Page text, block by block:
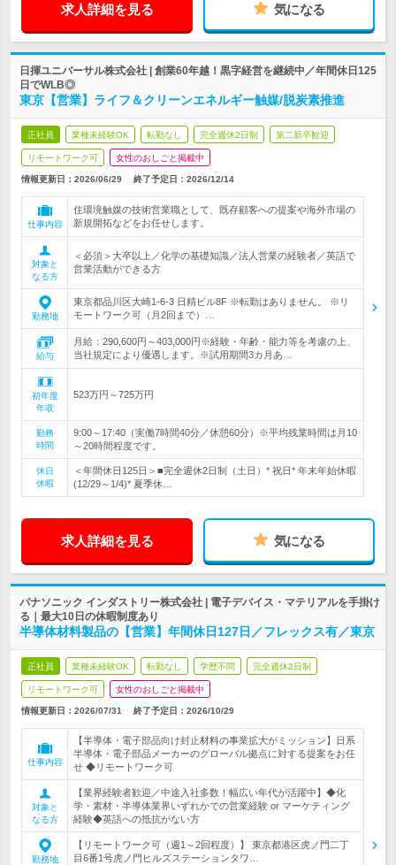
求人詳細を見る 気になる
日揮ユニバーサル株式会社 | 創業60年越！黒字経営を継続中／年間休日125
日でWLB◎
東京【営業】ライフ＆クリーンエネルギー触媒/脱炭素推進
正社員 業種未経験OK 転勤なし 完全週休2日制 第二新卒歓迎
リモートワーク可 女性のおしごと掲載中
情報更新日：2026/06/29 終了予定日： 2026/12/14
仕事内容
住環境触媒の技術営業職として、既存顧客への提案や海外市場の
新規開拓などをお任せします。
対象と
なる方
＜必須＞大卒以上／化学の基礎知識／法人営業の経験者／英語で
営業活動ができる方
勤務地
東京都品川区大崎1-6-3 日精ビル8F ※転勤はありません。 ※リ
モートワーク可（月2回まで）…
給与
月給：290,600円～403,000円※経験・年齢・能力等を考慮の上、
当社規定により優遇します。※試用期間3カ月あ…
初年度
年収
523万円～725万円
勤務
時間
9:00～17:40（実働7時間40分／休憩60分）※平均残業時間は月10
～20時間程度です。
休日
休暇
＜年間休日125日＞■完全週休2日制（土日）* 祝日* 年末年始休暇
(12/29～1/4)* 夏季休…
求人詳細を見る 気になる
パナソニック インダストリー株式会社 | 電子デバイス・マテリアルを手掛け
る｜最大10日の休暇制度あり
半導体材料製品の【営業】年間休日127日／フレックス有／東京
正社員 業種未経験OK 転勤なし 学歴不問 完全週休2日制
リモートワーク可 女性のおしごと掲載中
情報更新日：2026/07/31 終了予定日： 2026/10/29
仕事内容
【半導体・電子部品向け封止材料の事業拡大がミッション】日系
半導体・電子部品メーカーのグローバル拠点に対する提案をお任
せ ◆リモートワーク可
対象と
なる方
【業界経験者歓迎／中途入社多数！幅広い年代が活躍中】◆化
学・素材・半導体業界いずれかでの営業経験 or マーケティング
経験◆英語への抵抗がない方
勤務地
【リモートワーク可（週1～2回程度）】 東京都港区虎ノ門二丁
目6番1号虎ノ門ヒルズステーションタワ…